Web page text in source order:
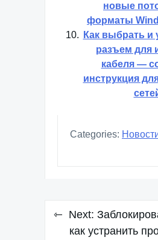
новые
форматы
Как выбрать и
разъем для
кабеля —
инструкция
Categories:
Навигация
Next:
как устранить